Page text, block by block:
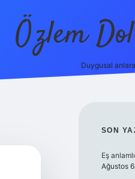
Özlem
Duygusal
SON
Eş
Ağustos